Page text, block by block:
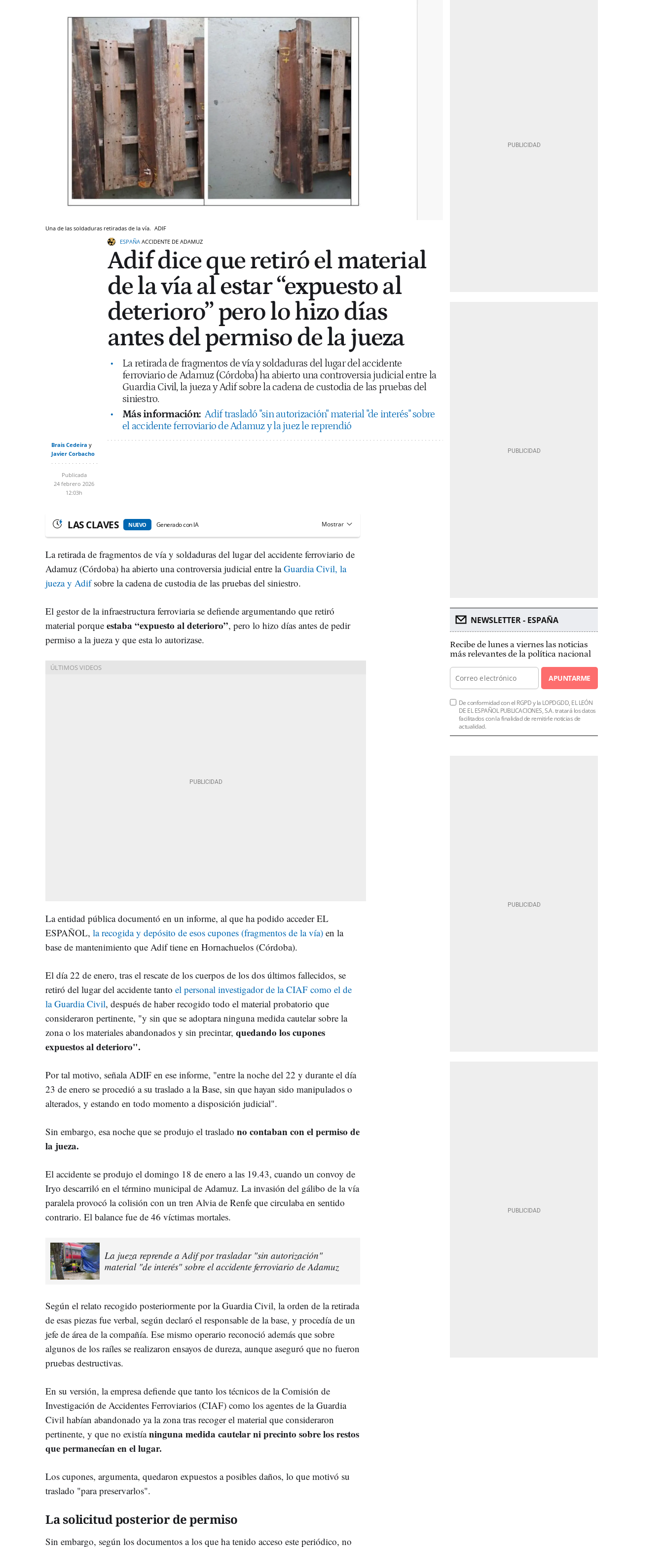
Una de las soldaduras retiradas de la vía. ADIF
ESPAÑA ACCIDENTE DE ADAMUZ
Adif dice que retiró el material
de la vía al estar “expuesto al
deterioro” pero lo hizo días
antes del permiso de la jueza
La retirada de fragmentos de vía y soldaduras del lugar del accidente
ferroviario de Adamuz (Córdoba) ha abierto una controversia judicial entre la
Guardia Civil, la jueza y Adif sobre la cadena de custodia de las pruebas del
siniestro.
Más información: Adif trasladó "sin autorización" material "de interés" sobre
el accidente ferroviario de Adamuz y la juez le reprendió
Brais Cedeira
Javier Corbacho
Publicada
24 febrero 2026
12:03h
LAS CLAVES NUEVO Generado con IA
La retirada de fragmentos de vía y soldaduras del lugar del accidente ferroviario de
Adamuz (Córdoba) ha abierto una controversia judicial entre laGuardia Civil, la
jueza y Adifsobre la cadena de custodia de las pruebas del siniestro.
El gestor de la infraestructura ferroviaria se defiende argumentando que retiró
material porque estaba “expuesto al deterioro”, pero lo hizo días antes de pedir
permiso a la jueza y que esta lo autorizase.
La entidad pública documentó en un informe, al que ha podido acceder EL
ESPAÑOL, la recogida y depósito de esos cupones (fragmentos de la vía) en la
base de mantenimiento que Adif tiene en Hornachuelos (Córdoba).
El día 22 de enero, tras el rescate de los cuerpos de los dos últimos fallecidos, se
retiró del lugar del accidente tanto el personal investigador de la CIAF como el de
la Guardia Civil, después de haber recogido todo el material probatorio que
consideraron pertinente, "y sin que se adoptara ninguna medida cautelar sobre la
zona o los materiales abandonados y sin precintar, quedando los cupones
expuestos al deterioro".
Por tal motivo, señala ADIF en ese informe, "entre la noche del 22 y durante el día
23 de enero se procedió a su traslado a la Base, sin que hayan sido manipulados o
alterados, y estando en todo momento a disposición judicial".
Sin embargo, esa noche que se produjo el traslado no contaban con el permiso de
la jueza.
El accidente se produjo el domingo 18 de enero a las 19.43, cuando un convoy de
Iryo descarriló en el término municipal de Adamuz. La invasión del gálibo de la vía
paralela provocó la colisión con un tren Alvia de Renfe que circulaba en sentido
contrario. El balance fue de 46 víctimas mortales.
La jueza reprende a Adif por trasladar "sin autorización"
material "de interés" sobre el accidente ferroviario de Adamuz
Según el relato recogido posteriormente por la Guardia Civil, la orden de la retirada
de esas piezas fue verbal, según declaró el responsable de la base, y procedía de un
jefe de área de la compañía. Ese mismo operario reconoció además que sobre
algunos de los raíles se realizaron ensayos de dureza, aunque aseguró que no fueron
pruebas destructivas.
En su versión, la empresa defiende que tanto los técnicos de la Comisión de
Investigación de Accidentes Ferroviarios (CIAF) como los agentes de la Guardia
Civil habían abandonado ya la zona tras recoger el material que consideraron
pertinente, y que no existíaninguna medida cautelar ni precinto sobre los restos
que permanecían en el lugar.
Los cupones, argumenta, quedaron expuestos a posibles daños, lo que motivó su
traslado "para preservarlos".
La solicitud posterior de permiso
Sin embargo, según los documentos a los que ha tenido acceso este periódico, no
NEWSLETTER - ESPAÑA
Recibe de lunes a viernes las noticias
más relevantes de la política nacional
APUNTARME
De conformidad con el RGPD y la LOPDGDD, EL LEÓN
DE EL ESPAÑOL PUBLICACIONES, S.A. tratará los datos
facilitados con la finalidad de remitirle noticias de
actualidad.